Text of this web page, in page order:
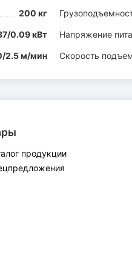
200 кг
0.09 кВт Напряжение
2.5 м/мин Скорость
продукции